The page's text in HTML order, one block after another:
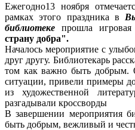
Ежегодно13 ноября
рамках этого праздника в
библиотеке прошла
страну добра".
Началось мероприятие с
друг другу. Библиотекарь
том как важно быть добрым.
ситуации, привели примеры
из художественной
разгадывали кроссворды
В завершении мероприятия
быть добрым, вежливый и